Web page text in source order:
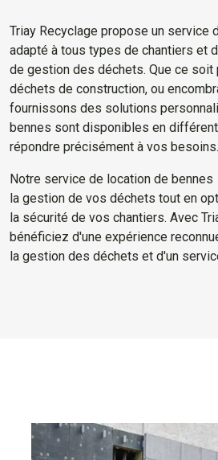
Triay Recyclage propose un service
adapté à tous types de chantiers et
de gestion des déchets. Que ce soit
déchets de construction, ou
fournissons des solutions
bennes sont disponibles en
répondre précisément à vos besoins.
Notre service de location de
la gestion de vos déchets tout en
la sécurité de vos chantiers. Avec
bénéficiez d'une expérience
la gestion des déchets et d'un